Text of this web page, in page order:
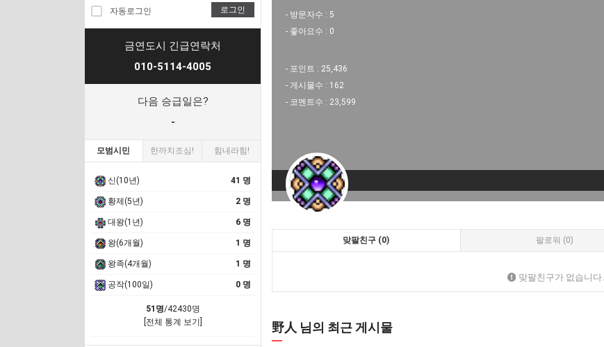
자동로그인 로그인
금연도시 긴급연락처
010-5114-4005
다음 승급일은?
-
모범시민 한까치조심! 힘내라힘!
신(10년) 41 명
황제(5년) 2 명
대왕(1년) 6 명
왕(6개월) 1 명
왕족(4개월) 1 명
공작(100일) 0 명
51명/42430명
[전체 통계 보기]
- 방문자수 : 5
- 좋아요수 : 0
- 포인트 : 25,436
- 게시물수 : 162
- 코멘트수 : 23,599
맞팔친구 (0) 팔로워 (0)
맞팔친구가 없습니다.
野人 님의 최근 게시물